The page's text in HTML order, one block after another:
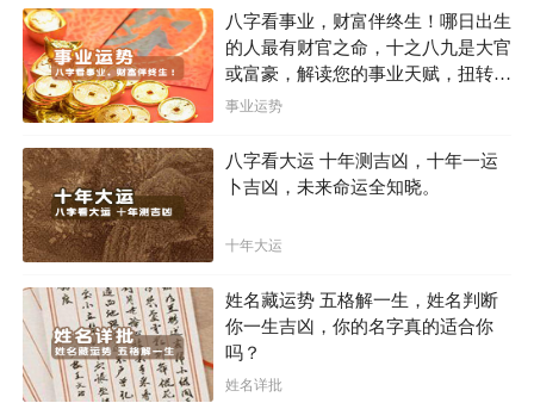
总结来说，这三个星座的女性以她们的落落大方、涵
风度，总是给人留下深刻的印象。无论是追求完美的处女
座、追求和谐的天秤座还是追求成功的摩羯座，她们都展
现出了出色的品质，让人们愿意与之相处和合作。这三个
八字看事业，财富伴终生！哪日出生
的人最有财官之命，十之八九是大官
或富豪，解读您的事业天赋，扭转当
下不利困局！！
事业运势
八字看大运 十年测吉凶，十年一运
卜吉凶，未来命运全知晓。
十年大运
姓名藏运势 五格解一生，姓名判断
你一生吉凶，你的名字真的适合你
吗？
姓名详批